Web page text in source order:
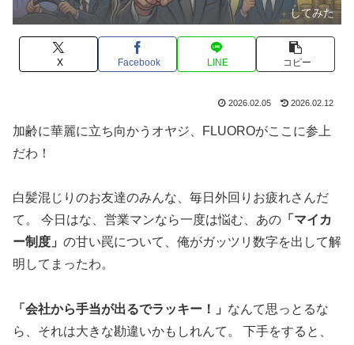
してみた
X Facebook LINE コピー
2026.02.05 2026.02.12
加齢に華麗に立ち向かうオヤジ、FLUOROがここに参上
だわ！
白髪混じりのお友達のみんな、毎日外回りお疲れさんだ
て。 今日はな、営業マンなら一度は悩む、あの 「マイカ
ー制度」 の甘い罠について、俺がガッツリ数字を出して解
明してまったわ。
「会社から手当が出るでラッキー！」 なんて思っとるな
ら、それは大きな勘違いかもしれんて。 下手をすると、